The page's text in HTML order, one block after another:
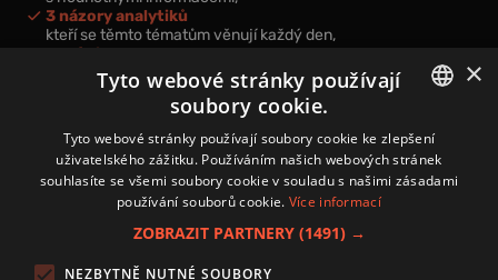
3 názory analytiků
kteří se těmto tématům věnují každý den,
nová videa a podcasty
k prohloubení vašich znalostí.
Přihlášením k newsletteru vyjadřujete svůj souhlas spodmínkami
zpracování osobních údajů.
Zásady používání souborů cookies
CZECH
×
Tyto webové stránky používají
soubory cookie.
Tyto webové stránky používají soubory cookie ke zlepšení
uživatelského zážitku. Používáním našich webových stránek
souhlasíte se všemi soubory cookie v souladu s našimi zásadami
používání souborů cookie. Více informací
ZOBRAZIT PARTNERY (1491) →
NEZBYTNĚ NUTNÉ SOUBORY